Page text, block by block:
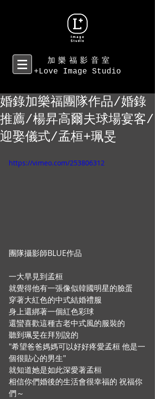
加樂福影音室
+Love Image Studio
婚錄加樂福團隊作品/婚錄
推薦/楊昇高爾夫球場宴客/
迎娶儀式/孟桓+珮旻
https://vimeo.com/253806312
團隊攝影師BLUE作品
一大早見到孟桓
就覺得他有一張像似韓國明星的臉蛋
穿著大紅色的中式結婚禮服
身上還綁著一個紅色彩球
還蠻喜歡這種古老中式風的服裝的
聽到珮旻在拜別說的
"希望爸爸媽媽可以好好疼愛孟桓 他是一
個很貼心的男生"
就知道她是如此深愛著孟桓
相信你們婚後的生活會很幸福的 祝福你
們～